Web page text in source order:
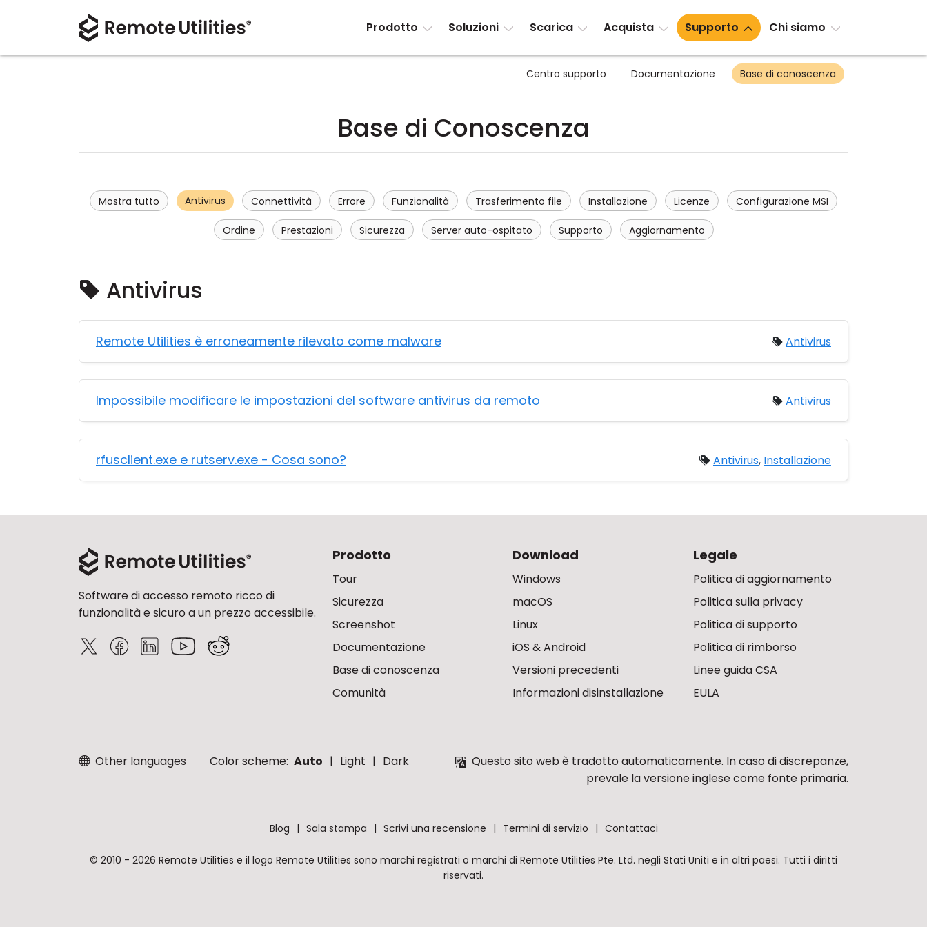
Prodotto Soluzioni Scarica Acquista Supporto Chi siamo
Centro supporto Documentazione Base di conoscenza
Base di Conoscenza
Mostra tutto Antivirus Connettività Errore Funzionalità Trasferimento file Installazione Licenze Configurazione MSI
Ordine Prestazioni Sicurezza Server auto-ospitato Supporto Aggiornamento
Antivirus
Remote Utilities è erroneamente rilevato come malware Antivirus
Impossibile modificare le impostazioni del software antivirus da remoto Antivirus
rfusclient.exe e rutserv.exe - Cosa sono? Antivirus, Installazione
Software di accesso remoto ricco di
funzionalità e sicuro a un prezzo accessibile.
Prodotto
Tour
Sicurezza
Screenshot
Documentazione
Base di conoscenza
Comunità
Download
Windows
macOS
Linux
iOS & Android
Versioni precedenti
Informazioni disinstallazione
Legale
Politica di aggiornamento
Politica sulla privacy
Politica di supporto
Politica di rimborso
Linee guida CSA
EULA
Other languages Color scheme: Auto Light Dark
Questo sito web è tradotto automaticamente. In caso di discrepanze,
prevale la versione inglese come fonte primaria.
Blog Sala stampa Scrivi una recensione Termini di servizio Contattaci
© 2010 - 2026 Remote Utilities e il logo Remote Utilities sono marchi registrati o marchi di Remote Utilities Pte. Ltd. negli Stati Uniti e in altri paesi. Tutti i diritti
riservati.